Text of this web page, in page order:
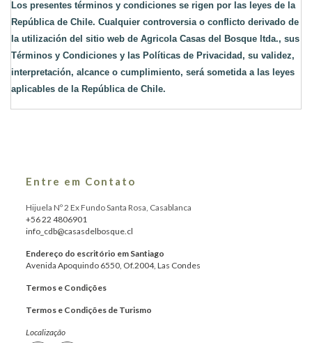
Los presentes términos y condiciones se rigen por las leyes de la
República de Chile. Cualquier controversia o conflicto derivado de
la utilización del sitio web de Agricola Casas del Bosque ltda., sus
Términos y Condiciones y las Políticas de Privacidad, su validez,
interpretación, alcance o cumplimiento, será sometida a las leyes
aplicables de la República de Chile.
Entre em Contato
Hijuela Nº 2 Ex Fundo Santa Rosa, Casablanca
+56 22 4806901
info_cdb@casasdelbosque.cl
Endereço do escritório em Santiago
Avenida Apoquindo 6550, Of.2004, Las Condes
Termos e Condições
Termos e Condições de Turismo
Localização